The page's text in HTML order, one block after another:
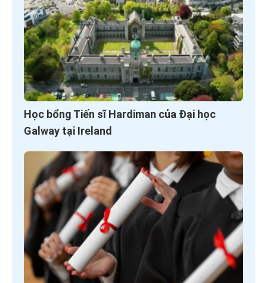
Học bổng Tiến sĩ Hardiman của Đại học
Galway tại Ireland